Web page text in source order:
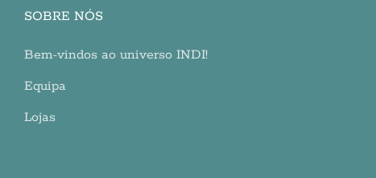
SOBRE NÓS
Bem-vindos ao universo INDI!
Equipa
Lojas